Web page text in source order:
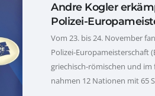
Andre Kogler
Polizei-
Vom 23. bis 24. November
Polizei-Europameisterschaft
griechisch-römischen und
nahmen 12 Nationen mit 65